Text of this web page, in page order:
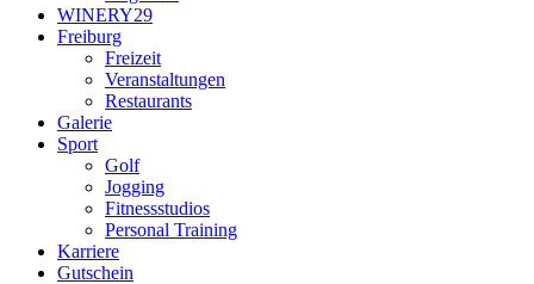
WINERY29
Freiburg
Freizeit
Veranstaltungen
Restaurants
Galerie
Sport
Golf
Jogging
Fitnessstudios
Personal Training
Karriere
Gutschein